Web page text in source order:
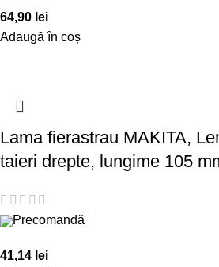
64,90 lei
Adaugă în coș
Lama fierastrau MAKITA,
taieri drepte, lungime 105
Precomandă
41,14 lei